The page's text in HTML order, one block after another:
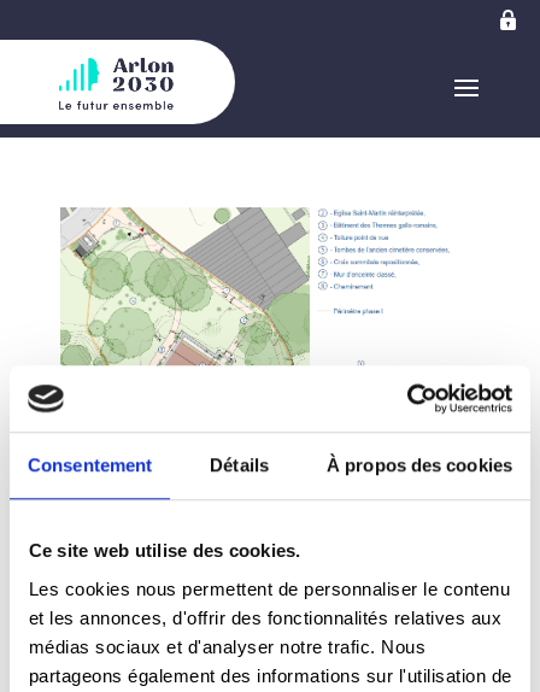
Consentement Détails À propos des cookies
Ce site web utilise des cookies.
Les cookies nous permettent de personnaliser le contenu
et les annonces, d'offrir des fonctionnalités relatives aux
médias sociaux et d'analyser notre trafic. Nous
partageons également des informations sur l'utilisation de
Compte rendu du conseil communal – 28
mai2026 – par Pierre-Philippe Balon
by Pierre Philippe Balon|Mai 28, 2026|Conseil